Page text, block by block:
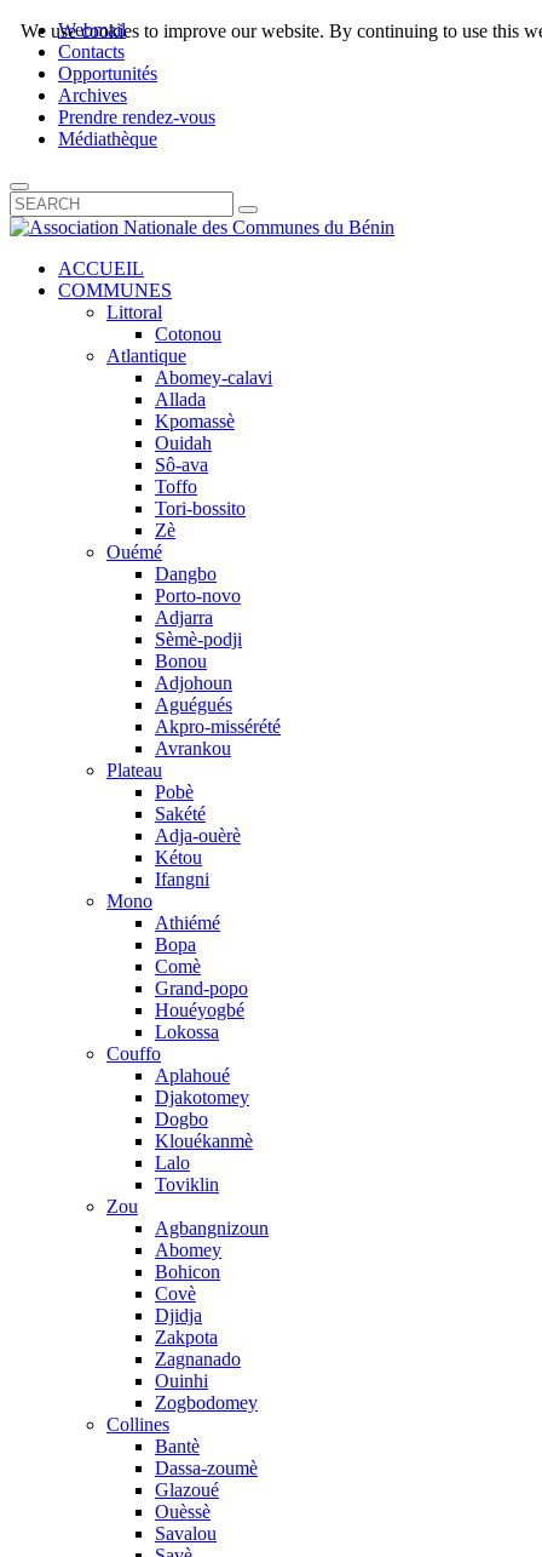
Webmail
Contacts
Opportunités
Archives
Prendre rendez-vous
Médiathèque
ACCUEIL
COMMUNES
Littoral
Cotonou
Atlantique
Abomey-calavi
Allada
Kpomassè
Ouidah
Sô-ava
Toffo
Tori-bossito
Zè
Ouémé
Dangbo
Porto-novo
Adjarra
Sèmè-podji
Bonou
Adjohoun
Aguégués
Akpro-missérété
Avrankou
Plateau
Pobè
Sakété
Adja-ouèrè
Kétou
Ifangni
Mono
Athiémé
Bopa
Comè
Grand-popo
Houéyogbé
Lokossa
Couffo
Aplahoué
Djakotomey
Dogbo
Klouékanmè
Lalo
Toviklin
Zou
Agbangnizoun
Abomey
Bohicon
Covè
Djidja
Zakpota
Zagnanado
Ouinhi
Zogbodomey
Collines
Bantè
Dassa-zoumè
Glazoué
Ouèssè
Savalou
We use cookies to improve our website. By continuing to use this